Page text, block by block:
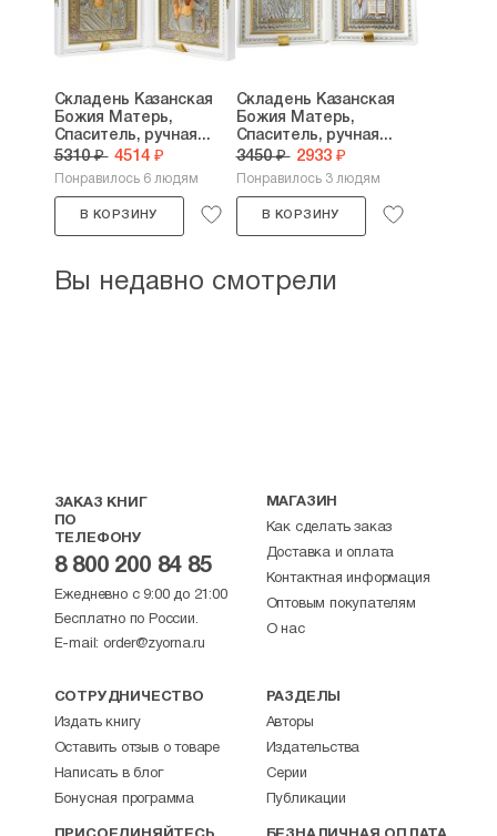
Складень Казанская
Божия Матерь,
Спаситель, ручная...
5310 ₽ 4514 ₽
Понравилось 6 людям
В КОРЗИНУ
Складень Казанская
Божия Матерь,
Спаситель, ручная...
3450 ₽ 2933 ₽
Понравилось 3 людям
В КОРЗИНУ
Вы недавно смотрели
ЗАКАЗ КНИГ
ПО
ТЕЛЕФОНУ
8 800 200 84 85
Ежедневно с 9:00 до 21:00
Бесплатно по России.
E-mail: order@zyorna.ru
МАГАЗИН
Как сделать заказ
Доставка и оплата
Контактная информация
Оптовым покупателям
О нас
СОТРУДНИЧЕСТВО
Издать книгу
Оставить отзыв о товаре
Написать в блог
Бонусная программа
РАЗДЕЛЫ
Авторы
Издательства
Серии
Публикации